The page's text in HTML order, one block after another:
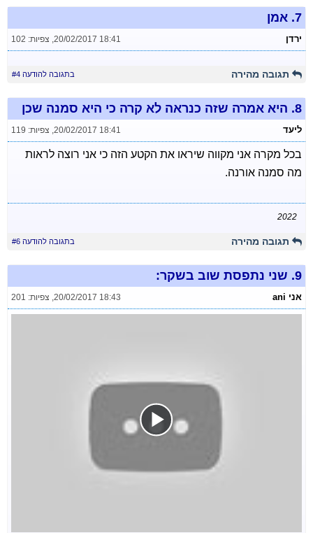
7. אמן
ירדן 20/02/2017 18:41
, צפיות: 102
תגובה מהירה בתגובה להודעה #4
8. היא אמרה שזה כנראה לא קרה כי היא סמנה שכן
ליעד 20/02/2017 18:41
, צפיות: 119
בכל מקרה אני מקווה שיראו את הקטע הזה כי אני רוצה לראות
מה סמנה אורנה.
2022
תגובה מהירה בתגובה להודעה #6
9. שני נתפסת שוב בשקר:
אני ani 20/02/2017 18:43
, צפיות: 201